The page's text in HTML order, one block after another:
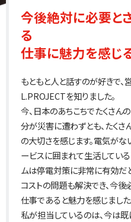
今後絶対に必要と
る
仕事に魅力を感じる
もともと人と話すのが好きで、
L.PROJECTを知りました。
今、日本のあちこちでたくさん
分が災害に遭わずとも、たく
の大切さを感じます。電気が
ービスに囲まれて生活してい
ムは停電対策に非常に有効だ
コストの問題も解決でき、今
仕事であると魅力を感じました
私が担当しているのは、今は